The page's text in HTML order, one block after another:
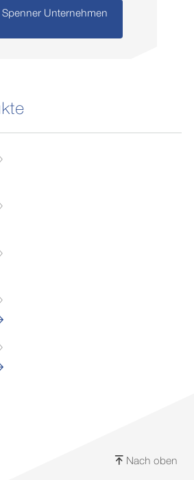
Unternehmen
Nach oben